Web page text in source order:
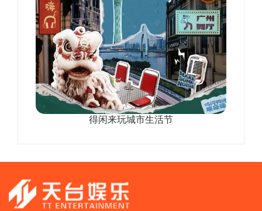
得闲来玩城市生活节